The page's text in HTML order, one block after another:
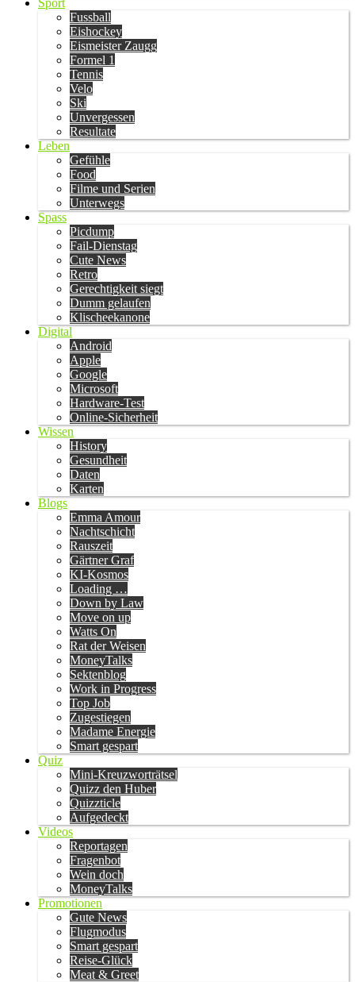
Sport
Fussball
Eishockey
Eismeister Zaugg
Formel 1
Tennis
Velo
Ski
Unvergessen
Resultate
Leben
Gefühle
Food
Filme und Serien
Unterwegs
Spass
Picdump
Fail-Dienstag
Cute News
Retro
Gerechtigkeit siegt
Dumm gelaufen
Klischeekanone
Digital
Android
Apple
Google
Microsoft
Hardware-Test
Online-Sicherheit
Wissen
History
Gesundheit
Daten
Karten
Blogs
Emma Amour
Nachtschicht
Rauszeit
Gärtner Graf
KI-Kosmos
Loading …
Down by Law
Move on up
Watts On
Rat der Weisen
MoneyTalks
Sektenblog
Work in Progress
Top Job
Zugestiegen
Madame Energie
Smart gespart
Quiz
Mini-Kreuzworträtsel
Quizz den Huber
Quizzticle
Aufgedeckt
Videos
Reportagen
Fragenbot
Wein doch
MoneyTalks
Promotionen
Gute News
Flugmodus
Smart gespart
Reise-Glück
Meat & Greet